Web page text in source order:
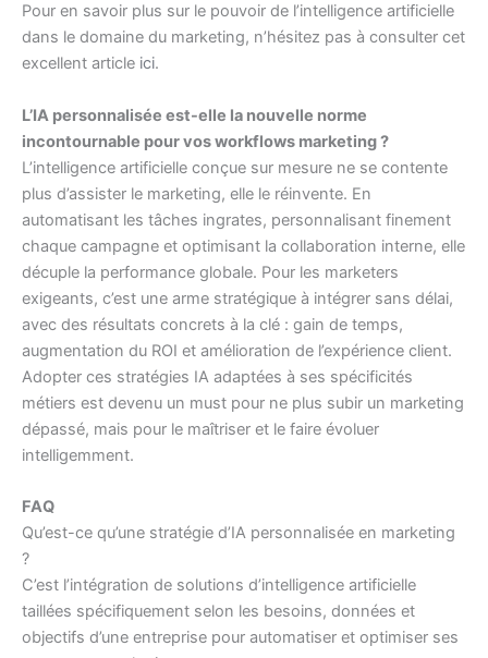
Pour en savoir plus sur le pouvoir de l’intelligence artificielle
dans le domaine du marketing, n’hésitez pas à consulter cet
excellent article ici.
L’IA personnalisée est-elle la nouvelle norme
incontournable pour vos workflows marketing ?
L’intelligence artificielle conçue sur mesure ne se contente
plus d’assister le marketing, elle le réinvente. En
automatisant les tâches ingrates, personnalisant finement
chaque campagne et optimisant la collaboration interne, elle
décuple la performance globale. Pour les marketers
exigeants, c’est une arme stratégique à intégrer sans délai,
avec des résultats concrets à la clé : gain de temps,
augmentation du ROI et amélioration de l’expérience client.
Adopter ces stratégies IA adaptées à ses spécificités
métiers est devenu un must pour ne plus subir un marketing
dépassé, mais pour le maîtriser et le faire évoluer
intelligemment.
FAQ
Qu’est-ce qu’une stratégie d’IA personnalisée en marketing
?
C’est l’intégration de solutions d’intelligence artificielle
taillées spécifiquement selon les besoins, données et
objectifs d’une entreprise pour automatiser et optimiser ses